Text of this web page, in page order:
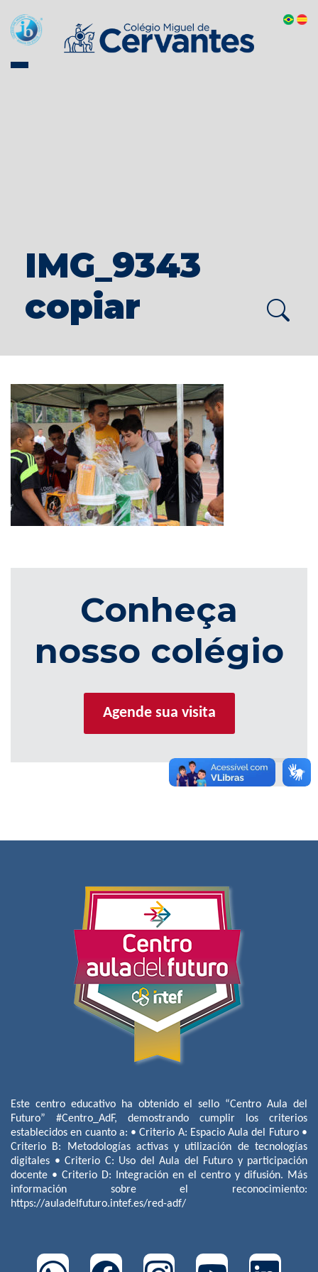
IMG_9343
copiar
Conheça
nosso colégio
Agende sua visita
Este centro educativo ha obtenido el sello “Centro Aula del
Futuro” #Centro_AdF, demostrando cumplir los criterios
establecidos en cuanto a: • Criterio A: Espacio Aula del Futuro •
Criterio B: Metodologías activas y utilización de tecnologías
digitales • Criterio C: Uso del Aula del Futuro y participación
docente • Criterio D: Integración en el centro y difusión. Más
información sobre el reconocimiento:
https://auladelfuturo.intef.es/red-adf/